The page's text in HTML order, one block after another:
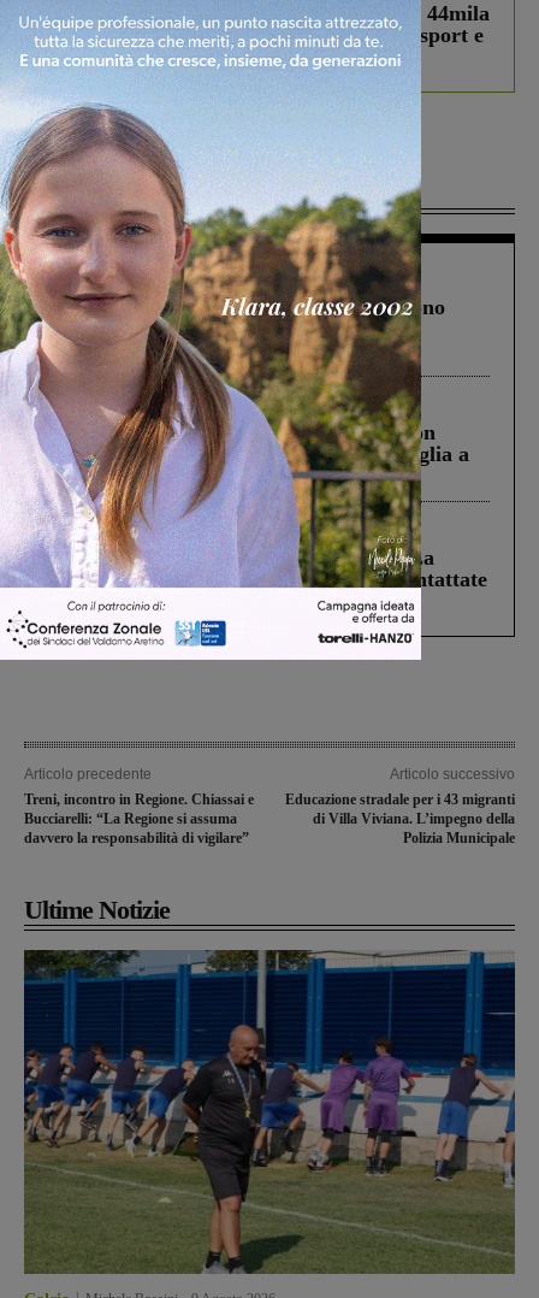
Estra Notizie agosto: Smart Cities, oltre 44mila
studenti coinvolti, torna il bando per lo sport e
debutta il podcast Estrair
Più lette
Cronaca 4 Agosto 2026
Un anno fa la strage in A1 in cui morirono
Gianni, Giulia e Franco. Lo schianto, il
processo, lo stop ai sorpassi fra tir....
Cronaca 3 Agosto 2026
Scomparso da una struttura di Castiglion
Fiorentino l’uomo che aveva ucciso la figlia a
Levane nel 2020
Cronaca 5 Agosto 2026
Continuano le ricerche di Miah Billal. La
Prefettura: “In caso di avvistamento contattate
il 112”
Articolo precedente
Treni, incontro in Regione. Chiassai e
Bucciarelli: “La Regione si assuma
davvero la responsabilità di vigilare”
Articolo successivo
Educazione stradale per i 43 migranti
di Villa Viviana. L’impegno della
Polizia Municipale
Ultime Notizie